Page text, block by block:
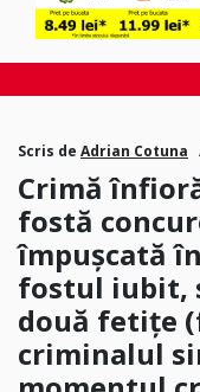
Scris de Adrian Cotuna
Crimă
fostă
împușcată
fostul iubit,
două fetițe
criminalul